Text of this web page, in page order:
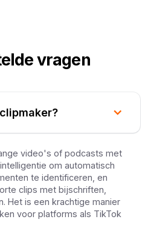
vragen
video's of podcasts met
om automatisch
te identificeren, en
clips met bijschriften,
Het is een krachtige manier
voor platforms als TikTok